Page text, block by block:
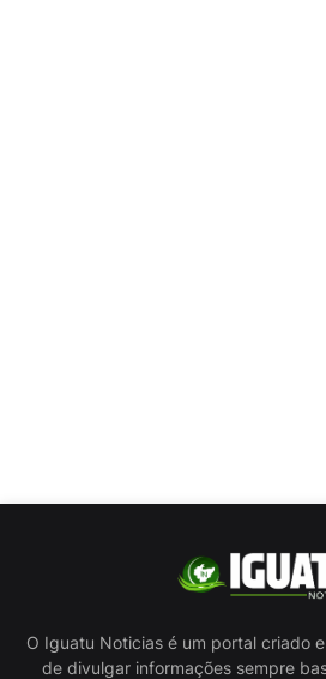
O Iguatu Noticias é um portal criado
de divulgar informações sempre